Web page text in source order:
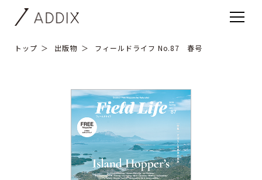
トップ 出版物 フィールドライフ No.87 春号